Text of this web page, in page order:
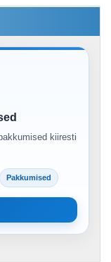
kiiresti
Pakkumised